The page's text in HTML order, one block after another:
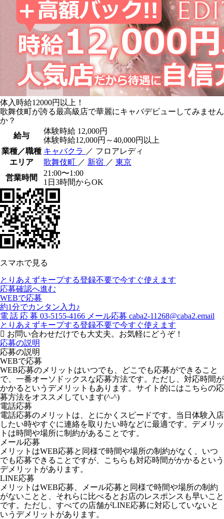
体入時給12000円以上！
歌舞伎町が誇る最高級店で華麗にキャバデビューしてみません
か？
給与
体験時給 12,000円
体験時給12,000円～40,000円以上
業種／職種 キャバクラ ／ フロアレディ
エリア
歌舞伎町 ／ 新宿 ／ 東京
営業時間
21:00〜1:00
1日3時間からOK
スマホで見る
とりあえずキープする登録不要で今すぐ使えます
応募確認へ進む
WEBで応募
約1分でカンタン入力♪
電 話 応 募 03-5155-4166 メール応募 caba2-11268@caba2.email
とりあえずキープする登録不要で今すぐ使えます
お問い合わせだけでも大丈夫。お気軽にどうぞ！
応募の説明
応募の説明
WEBで応募
WEB応募のメリットはいつでも、どこでも応募ができること
で、一番オーソドックスな応募方法です。ただし、対応時間が
かかるというデメリットもあります。サイト的にはこちらの応
募方法をオススメしています(^-^)
電話応募
電話応募のメリットは、とにかくスピードです。当日体験入店
したい時やすぐに連絡を取りたい時などに最適です。デメリッ
トは時間や場所に制約があることです。
メール応募
メリットはWEB応募と同様で時間や場所の制約がなく、いつ
でも応募できることですが、こちらも対応時間がかかるという
デメリットがあります。
LINE応募
メリットはWEB応募、メール応募と同様で時間や場所の制約
がないことと、それらに比べるとお店のレスポンスも早いこと
です。ただし、すべての店舗がLINE応募に対応していないと
いうデメリットがあります。